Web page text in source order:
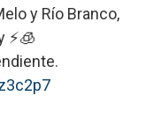
y Río Branco,
⚡️🧊